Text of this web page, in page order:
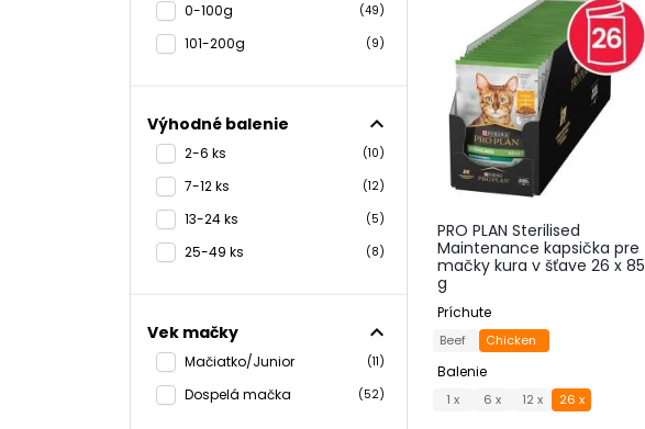
0-100g (49)
101-200g (9)
Výhodné balenie expand_less
2-6 ks (10)
7-12 ks (12)
13-24 ks (5)
25-49 ks (8)
Vek mačky expand_less
Mačiatko/Junior (11)
Dospelá mačka (52)
PRO PLAN Sterilised
Maintenance kapsička pre
mačky kura v šťave 26 x 85
g
Príchute
Beef Chicken
Balenie
1 x 6 x 12 x 26 x